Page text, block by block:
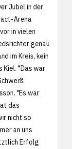
Jubel in der
Arena
in vielen
genau
im Kreis, kein
Kiel. "Das war
"Es war
das
nicht so
an uns
Erfolg